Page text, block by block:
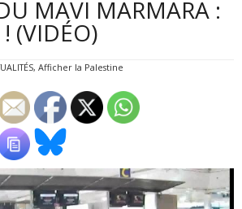
MAVI MARMARA :
(VIDÉO)
, Afficher la Palestine